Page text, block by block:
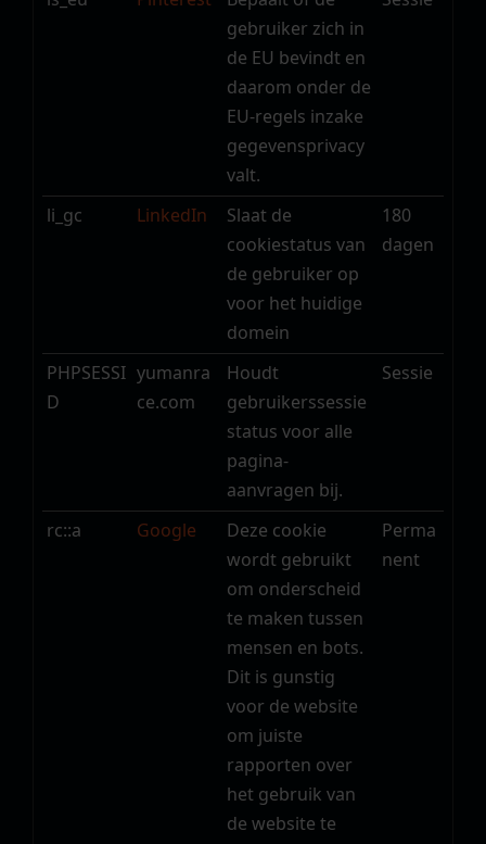
gebruiker zich in
de EU bevindt en
daarom onder de
EU-regels inzake
gegevensprivacy
valt.
li_gc LinkedIn
Slaat de
cookiestatus van
de gebruiker op
voor het huidige
domein
180
dagen
PHPSESSI
D
yumanra
ce.com
Houdt
gebruikerssessie
status voor alle
pagina-
aanvragen bij.
Sessie
rc::a Google
Deze cookie
wordt gebruikt
om onderscheid
te maken tussen
mensen en bots.
Dit is gunstig
voor de website
om juiste
rapporten over
het gebruik van
de website te
Perma
nent